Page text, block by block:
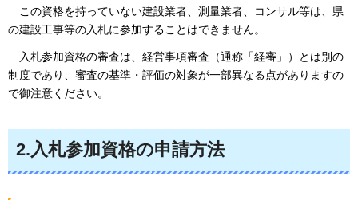
この資格を持っていない建設業者、測量業者、コンサル等は、県
の建設工事等の入札に参加することはできません。
入札参加資格の審査は、経営事項審査（通称「経審」）とは別の
制度であり、審査の基準・評価の対象が一部異なる点がありますの
で御注意ください。
2.入札参加資格の申請方法